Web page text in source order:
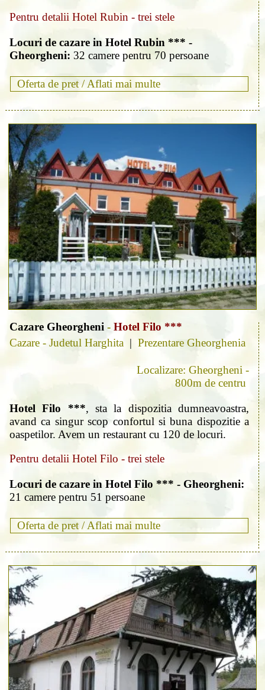
Pentru detalii Hotel Rubin - trei stele
Locuri de cazare in Hotel Rubin *** -
Gheorgheni: 32 camere pentru 70 persoane
Oferta de pret / Aflati mai multe
Cazare Gheorgheni - Hotel Filo ***
Cazare - Judetul Harghita | Prezentare Gheorghenia
Localizare: Gheorgheni -
800m de centru
Hotel Filo ***, sta la dispozitia dumneavoastra,
avand ca singur scop confortul si buna dispozitie a
oaspetilor. Avem un restaurant cu 120 de locuri.
Pentru detalii Hotel Filo - trei stele
Locuri de cazare in Hotel Filo *** - Gheorgheni:
21 camere pentru 51 persoane
Oferta de pret / Aflati mai multe